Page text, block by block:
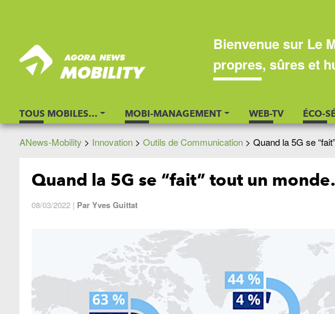
Bienvenue sur Le
propres, sûres et
TOUS MOBILES… MOBI-MANAGEMENT WEB-TV ÉCO-
ANews-Mobility > Innovation > Outils de Communication > Quand la 5G se
Quand la 5G se “fait” tout un
08/03/2022 | Par Yves Guittat